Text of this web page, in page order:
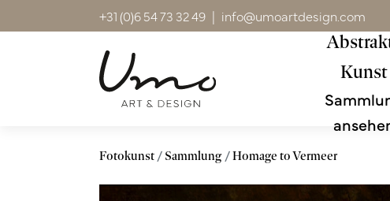
+31 (0)6 54 73 32 49 | info@umoartdesign.com
Kunst
Fotokunst Sammlung Homage to Vermeer